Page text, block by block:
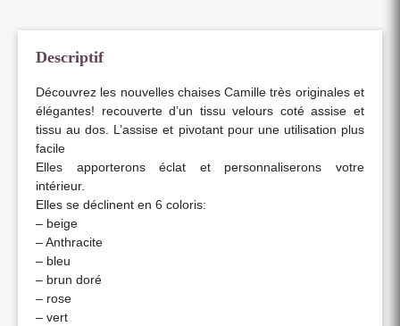
Descriptif
Découvrez les nouvelles chaises Camille très originales et
élégantes! recouverte d’un tissu velours coté assise et
tissu au dos. L’assise et pivotant pour une utilisation plus
facile
Elles apporterons éclat et personnaliserons votre
intérieur.
Elles se déclinent en 6 coloris:
– beige
– Anthracite
– bleu
– brun doré
– rose
– vert